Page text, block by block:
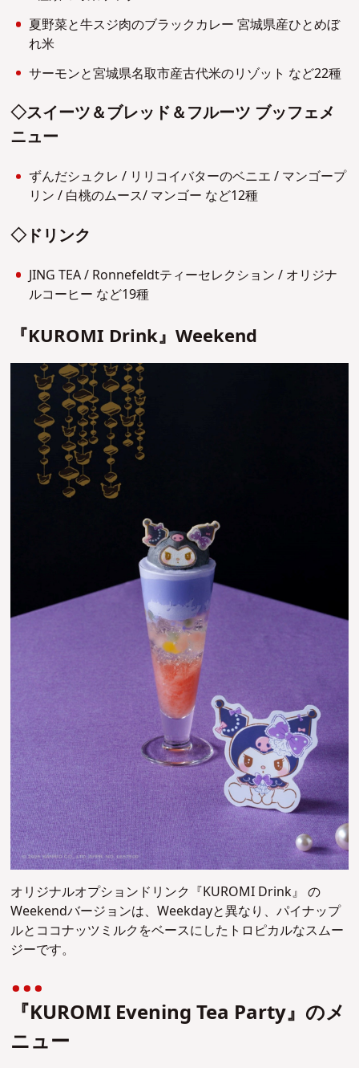
夏野菜と牛スジ肉のブラックカレー 宮城県産ひとめぼ
れ米
サーモンと宮城県名取市産古代米のリゾット など22種
◇スイーツ＆ブレッド＆フルーツ ブッフェメ
ニュー
ずんだシュクレ / リリコイバターのベニエ / マンゴープ
リン / 白桃のムース/ マンゴー など12種
◇ドリンク
JING TEA / Ronnefeldtティーセレクション / オリジナ
ルコーヒー など19種
『KUROMI Drink』Weekend
オリジナルオプションドリンク『KUROMI Drink』 の
Weekendバージョンは、Weekdayと異なり、パイナップ
ルとココナッツミルクをベースにしたトロピカルなスムー
ジーです。
『KUROMI Evening Tea Party』のメ
ニュー